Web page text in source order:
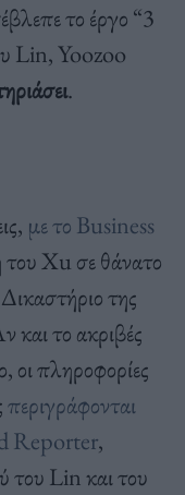
το έργο “3
Lin, Yoozoo
.
με το Business
του Xu σε θάνατο
της
και το ακριβές
οι πληροφορίες
περιγράφονται
Reporter,
του Lin και του